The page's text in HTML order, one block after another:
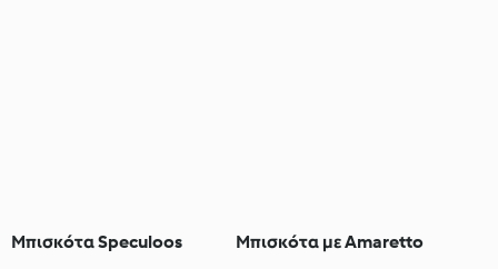
Μπισκότα Speculoos Μπισκότα με Amaretto